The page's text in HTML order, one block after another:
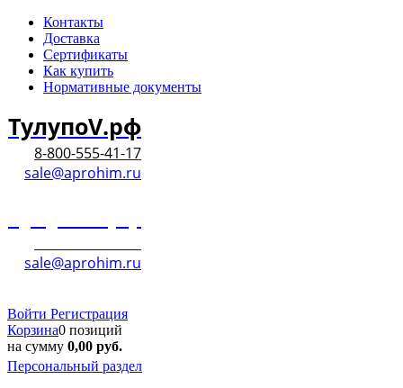
Контакты
Доставка
Сертификаты
Как купить
Нормативные документы
ТулупоV.рф
8-800-555-41-17
sale@aprohim.ru
sale@aprohim.ru
Войти Регистрация
Корзина0 позиций
на сумму 0,00 руб.
Персональный раздел